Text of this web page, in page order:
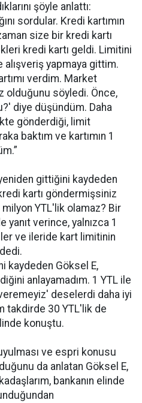
şöyle anlattı:
sordular. Kredi kartımın
size bir kredi kartı
kredi kartı geldi. Limitini
yapmaya gittim.
verdim. Market
olduğunu söyledi. Önce,
diye düşündüm. Daha
gönderdiği, limit
baktım ve kartımın 1
gittiğini kaydeden
kartı göndermişsiniz
YTL'lik olamaz? Bir
yanıt verince, yalnızca 1
ve ileride kart limitinin
kaydeden Göksel E,
anlayamadım. 1 YTL ile
deselerdi daha iyi
takdirde 30 YTL'lik de
konuştu.
ve espri konusu
da anlatan Göksel E,
bankanın elinde